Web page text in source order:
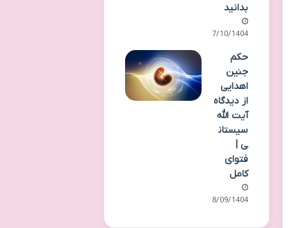
بدانید
07/10/1404
حکم
جنین
اهدایی
از دیدگاه
آیت الله
سیستان
ی |
فتوای
کامل
28/09/1404